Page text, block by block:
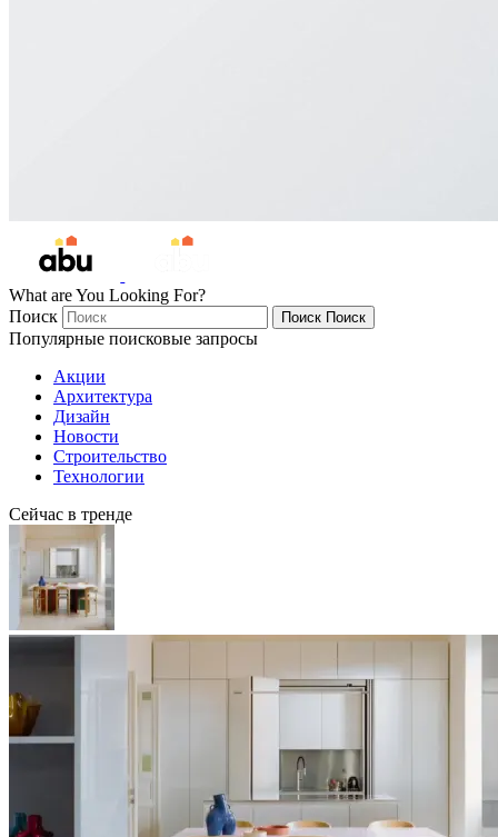
What are You Looking For?
Поиск
Поиск Поиск
Популярные поисковые запросы
Акции
Архитектура
Дизайн
Новости
Строительство
Технологии
Сейчас в тренде